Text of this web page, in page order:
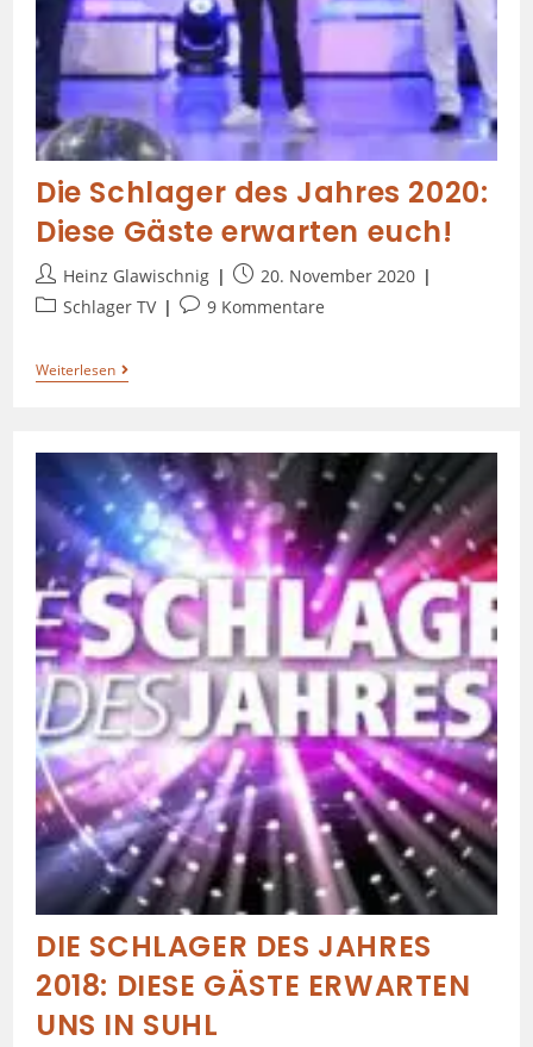
Die Schlager des Jahres 2020:
Diese Gäste erwarten euch!
Heinz Glawischnig
20. November 2020
Schlager TV
9 Kommentare
Weiterlesen
DIE SCHLAGER DES JAHRES
2018: DIESE GÄSTE ERWARTEN
UNS IN SUHL